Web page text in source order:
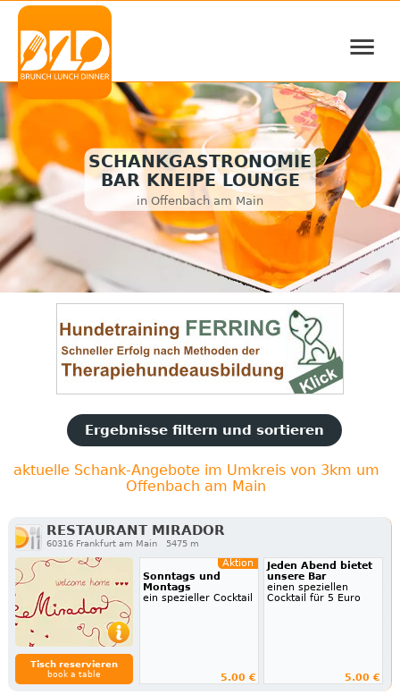
≡
SCHANKGASTRONOMIE
BAR KNEIPE LOUNGE
in Offenbach am Main
Ergebnisse filtern und sortieren
aktuelle Schank-Angebote im Umkreis von 3km um
Offenbach am Main
RESTAURANT MIRADOR
60316 Frankfurt am Main 5475 m
Tisch reservieren
book a table
Aktion
Sonntags und
Montags
ein spezieller Cocktail
5.00 €
Jeden Abend bietet
unsere Bar
einen speziellen
Cocktail für 5 Euro
5.00 €